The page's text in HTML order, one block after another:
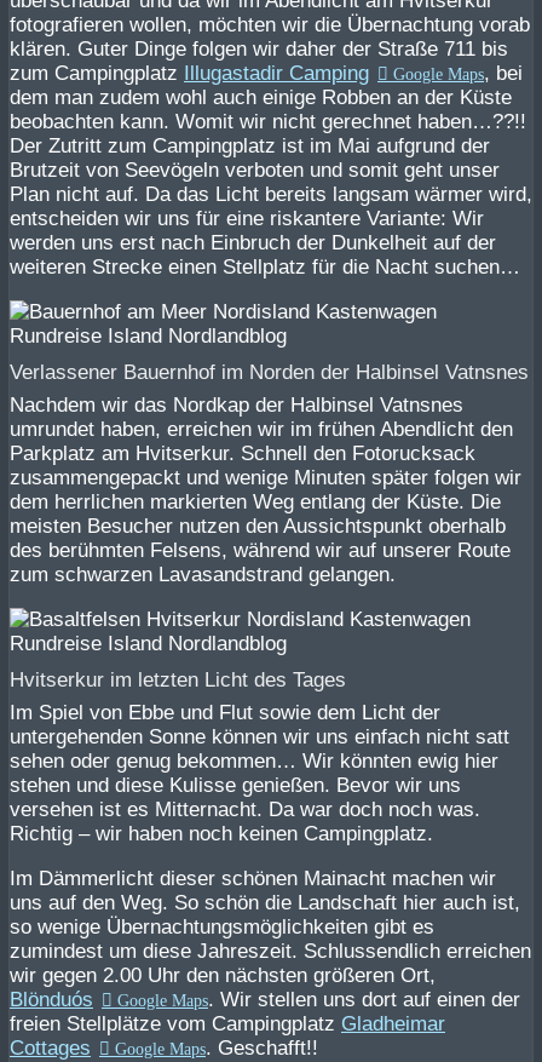
fotografieren wollen, möchten wir die Übernachtung vorab
klären. Guter Dinge folgen wir daher der Straße 711 bis
zum Campingplatz
Illugastadir Camping
, bei
dem man zudem wohl auch einige Robben an der Küste
beobachten kann. Womit wir nicht gerechnet haben…??!!
Der Zutritt zum Campingplatz ist im Mai aufgrund der
Brutzeit von Seevögeln verboten und somit geht unser
Plan nicht auf. Da das Licht bereits langsam wärmer wird,
entscheiden wir uns für eine riskantere Variante: Wir
werden uns erst nach Einbruch der Dunkelheit auf der
weiteren Strecke einen Stellplatz für die Nacht suchen…
Verlassener Bauernhof im Norden der Halbinsel Vatnsnes
Nachdem wir das Nordkap der Halbinsel Vatnsnes
umrundet haben, erreichen wir im frühen Abendlicht den
Parkplatz am Hvitserkur. Schnell den Fotorucksack
zusammengepackt und wenige Minuten später folgen wir
dem herrlichen markierten Weg entlang der Küste. Die
meisten Besucher nutzen den Aussichtspunkt oberhalb
des berühmten Felsens, während wir auf unserer Route
zum schwarzen Lavasandstrand gelangen.
Hvitserkur im letzten Licht des Tages
Im Spiel von Ebbe und Flut sowie dem Licht der
untergehenden Sonne können wir uns einfach nicht satt
sehen oder genug bekommen… Wir könnten ewig hier
stehen und diese Kulisse genießen. Bevor wir uns
versehen ist es Mitternacht. Da war doch noch was.
Richtig – wir haben noch keinen Campingplatz.
Im Dämmerlicht dieser schönen Mainacht machen wir
uns auf den Weg. So schön die Landschaft hier auch ist,
so wenige Übernachtungsmöglichkeiten gibt es
zumindest um diese Jahreszeit. Schlussendlich erreichen
wir gegen 2.00 Uhr den nächsten größeren Ort,
Blönduós
. Wir stellen uns dort auf einen der
freien Stellplätze vom Campingplatz Gladheimar
Cottages
. Geschafft!!